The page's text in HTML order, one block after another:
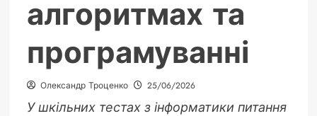
алгоритмах та
програмуванні
Олександр Троценко 25/06/2026
У шкільних тестах з інформатики питання